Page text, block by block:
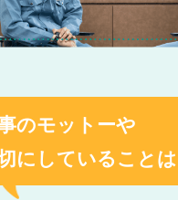
のモットーや
にしていること